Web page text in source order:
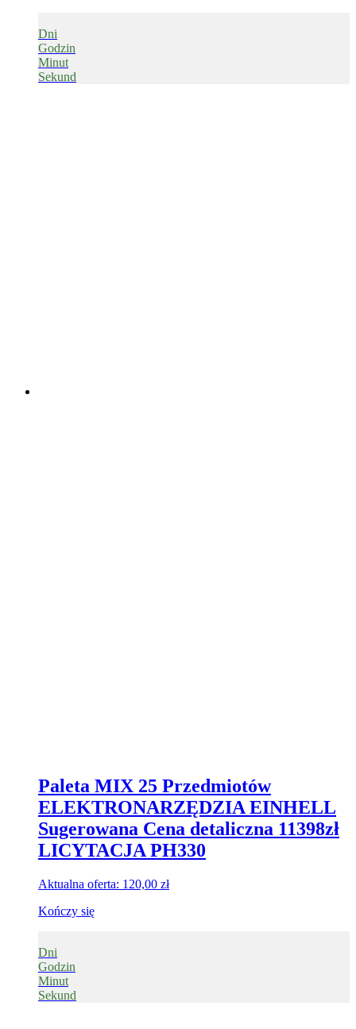
Dni
Godzin
Minut
Sekund
Paleta MIX 25 Przedmiotów
ELEKTRONARZĘDZIA EINHELL
Sugerowana Cena detaliczna 11398zł
LICYTACJA PH330
Aktualna oferta: 120,00 zł
Kończy się
Dni
Godzin
Minut
Sekund